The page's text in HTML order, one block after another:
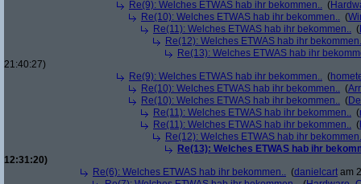
Re(9): Welches ETWAS hab ihr bekommen.. (
Re(10): Welches ETWAS hab ihr bekommen.. (
Re(11): Welches ETWAS hab ihr bekommen.. (
Re(12): Welches ETWAS hab ihr
Re(13): Welches ETWAS hab ihr
21:40:27)
Re(9): Welches ETWAS hab ihr bekommen.. (
Re(10): Welches ETWAS hab ihr bekommen.. (
Re(10): Welches ETWAS hab ihr bekommen.. (
Re(11): Welches ETWAS hab ihr bekommen.. (
Re(11): Welches ETWAS hab ihr bekommen.. (
Re(12): Welches ETWAS hab ihr
Re(13): Welches ETWAS hab ihr
12:31:20)
Re(6): Welches ETWAS hab ihr bekommen.. (danielcart am